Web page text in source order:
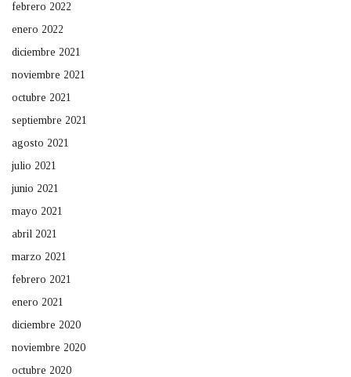
febrero 2022
enero 2022
diciembre 2021
noviembre 2021
octubre 2021
septiembre 2021
agosto 2021
julio 2021
junio 2021
mayo 2021
abril 2021
marzo 2021
febrero 2021
enero 2021
diciembre 2020
noviembre 2020
octubre 2020